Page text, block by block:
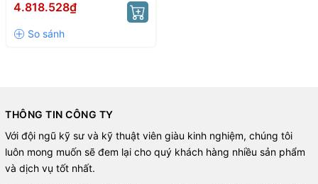
4.818.528₫
THÔNG TIN CÔNG TY
Với đội ngũ kỹ sư và kỹ thuật viên giàu kinh nghiệm, chúng tôi
luôn mong muốn sẽ đem lại cho quý khách hàng nhiều sản phẩm
và dịch vụ tốt nhất.